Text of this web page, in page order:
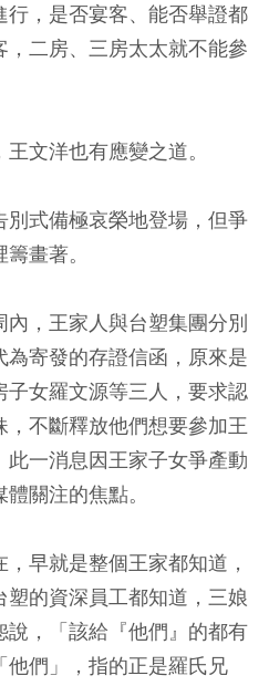
，是否宴客、能否舉證都
二房、三房太太就不能參
文洋也有應變之道。
式備極哀榮地登場，但爭
畫著。
，王家人與台塑集團分別
寄發的存證信函，原來是
女羅文源等三人，要求認
不斷釋放他們想要參加王
一消息因王家子女爭產動
關注的焦點。
早就是整個王家都知道，
的資深員工都知道，三娘
，「該給『他們』的都有
們」，指的正是羅氏兄